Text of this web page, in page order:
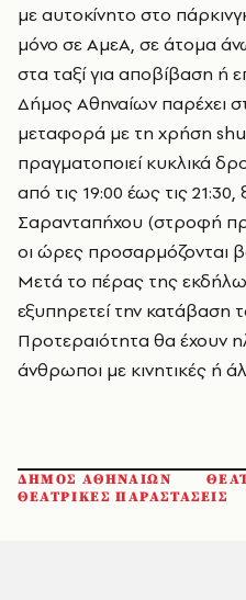
με αυτοκίνητο στο
μόνο σε ΑμεΑ, σε άτομα
στα ταξί για αποβίβαση ή
Δήμος Αθηναίων παρέχει
μεταφορά με τη χρήση
πραγματοποιεί κυκλικά
από τις 19:00 έως τις
Σαρανταπήχου (στροφή
οι ώρες προσαρμόζονται
Μετά το πέρας της
εξυπηρετεί την κατάβαση
Προτεραιότητα θα έχουν
άνθρωποι με κινητικές ή
ΔΗΜΟΣ ΑΘΗΝΑΙΩΝ
ΘΕΑΤΡΙΚΕΣ ΠΑΡΑΣΤΑΣΕΙΣ